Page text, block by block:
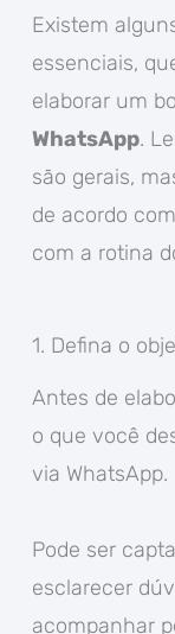
Existem
essenciais,
elaborar um
WhatsApp.
são gerais,
de acordo
com a rotina
1. Defina o
Antes de
o que você
via WhatsApp.
Pode ser
esclarecer
acompanhar